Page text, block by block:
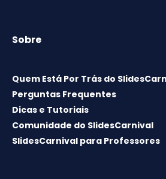
Sobre
Quem Está Por Trás do
Perguntas Frequentes
Dicas e Tutoriais
Comunidade do SlidesCarnival
SlidesCarnival para Professores